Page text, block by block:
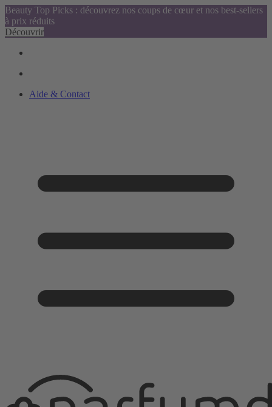
Beauty Top Picks : découvrez nos coups de cœur et nos best-sellers
à prix réduits
Découvrir
Aide & Contact